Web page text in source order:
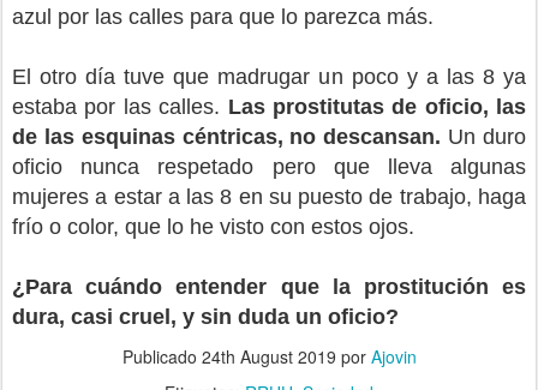
azul por las calles para que lo parezca más.
El otro día tuve que madrugar un poco y a las 8 ya
estaba por las calles. Las prostitutas de oficio, las
de las esquinas céntricas, no descansan. Un duro
oficio nunca respetado pero que lleva algunas
mujeres a estar a las 8 en su puesto de trabajo, haga
frío o color, que lo he visto con estos ojos.
¿Para cuándo entender que la prostitución es
dura, casi cruel, y sin duda un oficio?
Publicado 24th August 2019 por Ajovin